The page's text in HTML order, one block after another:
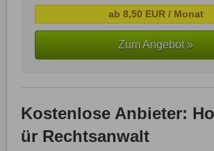
ab 8,50 EUR / Monat
Zum Angebot »
Kostenlose Anbieter:
ür Rechtsanwalt